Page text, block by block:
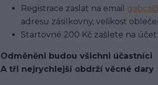
Registrace zaslat na email
adresu zásilkovny, velikost
Startovné 200 Kč zašlete na
Odměněni budou všichni účastníci
A tři nejrychlejší obdrží věcné dary